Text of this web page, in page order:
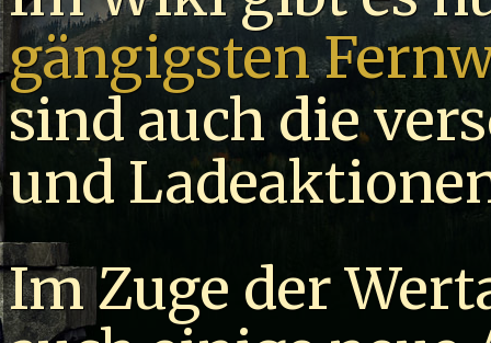
gängigsten
sind auch die
und
Im Zuge der